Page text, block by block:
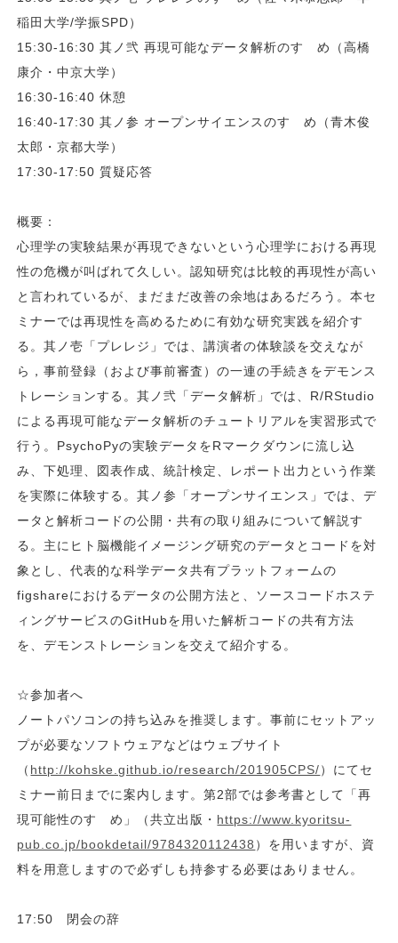
稲田大学/学振SPD）
15:30-16:30 其ノ弐 再現可能なデータ解析のすゝめ（高橋
康介・中京大学）
16:30-16:40 休憩
16:40-17:30 其ノ参 オープンサイエンスのすゝめ（青木俊
太郎・京都大学）
17:30-17:50 質疑応答
概要：
心理学の実験結果が再現できないという心理学における再現
性の危機が叫ばれて久しい。認知研究は比較的再現性が高い
と言われているが、まだまだ改善の余地はあるだろう。本セ
ミナーでは再現性を高めるために有効な研究実践を紹介す
る。其ノ壱「プレレジ」では、講演者の体験談を交えなが
ら，事前登録（および事前審査）の一連の手続きをデモンス
トレーションする。其ノ弐「データ解析」では、R/RStudio
による再現可能なデータ解析のチュートリアルを実習形式で
行う。PsychoPyの実験データをRマークダウンに流し込
み、下処理、図表作成、統計検定、レポート出力という作業
を実際に体験する。其ノ参「オープンサイエンス」では、デ
ータと解析コードの公開・共有の取り組みについて解説す
る。主にヒト脳機能イメージング研究のデータとコードを対
象とし、代表的な科学データ共有プラットフォームの
figshareにおけるデータの公開方法と、ソースコードホステ
ィングサービスのGitHubを用いた解析コードの共有方法
を、デモンストレーションを交えて紹介する。
☆参加者へ
ノートパソコンの持ち込みを推奨します。事前にセットアッ
プが必要なソフトウェアなどはウェブサイト
（ http://kohske.github.io/research/201905CPS/）にてセ
ミナー前日までに案内します。第2部では参考書として「再
現可能性のすゝめ」（共立出版・ https://www.kyoritsu-
pub.co.jp/bookdetail/9784320112438 ）を用いますが、資
料を用意しますので必ずしも持参する必要はありません。
17:50 閉会の辞